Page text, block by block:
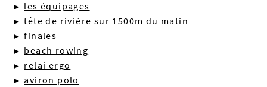
► les équipages
►tête de rivière sur 1500m du matin
►finales
► beach rowing
► relai ergo
► aviron polo